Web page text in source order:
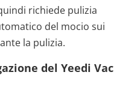
richiede pulizia
del mocio sui
la pulizia.
del Yeedi Vac